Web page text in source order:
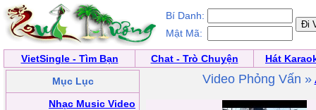
Bí Danh:
Mật Mã:
VietSingle - Tìm Bạn Chat - Trò Chuyện
Hát
Mục Lục
Nhạc Music Video
Video Phỏng Vấn »